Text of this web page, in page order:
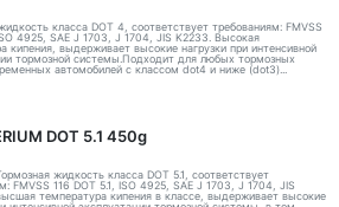
класса DOT 4, соответствует требованиям: FMVSS
4925, SAE J 1703, J 1704, JIS K2233. Высокая
кипения, выдерживает высокие нагрузки при интенсивной
тормозной системы.Подходит для любых тормозных
автомобилей с классом dot4 и ниже (dot3)...
DOT 5.1 450g
жидкость класса DOT 5.1, соответствует
FMVSS 116 DOT 5.1, ISO 4925, SAE J 1703, J 1704, JIS
температура кипения в классе, выдерживает высокие